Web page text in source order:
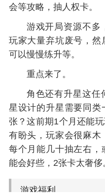
会等攻略，抽人权卡。
游戏开局资源不多
玩家大量弃坑废号，然
可以慢慢练升等。
重点来了。
角色还有升星这任
星设计的升星需要同类
张？这前期1个月还能
有盼头，玩家会很麻木
每个月能几十抽左右，
能会好些，2张卡太奢侈
游戏福利